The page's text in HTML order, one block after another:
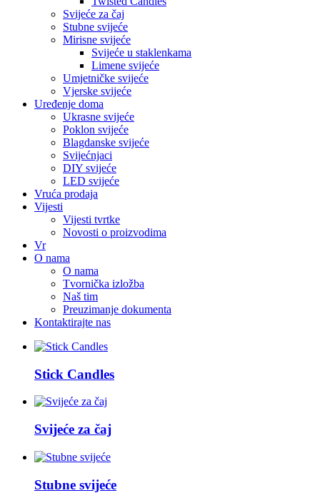
Svijeće za čaj
Stubne svijeće
Mirisne svijeće
Svijeće u staklenkama
Limene svijeće
Umjetničke svijeće
Vjerske svijeće
Uređenje doma
Ukrasne svijeće
Poklon svijeće
Blagdanske svijeće
Svijećnjaci
DIY svijeće
LED svijeće
Vruća prodaja
Vijesti
Vijesti tvrtke
Novosti o proizvodima
Vr
O nama
O nama
Tvornička izložba
Naš tim
Preuzimanje dokumenta
Kontaktirajte nas
Stick Candles
Svijeće za čaj
Stubne svijeće